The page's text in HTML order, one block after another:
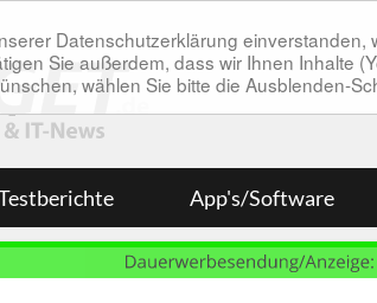
Datenschutzerklärung
Sie außerdem, dass wir Ihnen Inhalte
wählen Sie bitte die Ausblenden-
App's/Software